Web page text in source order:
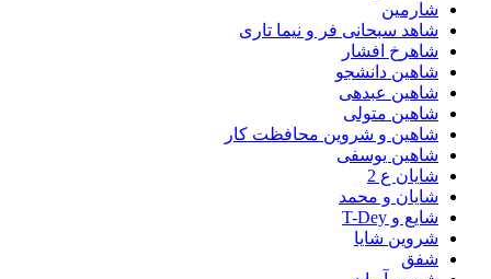
شارمین
شاهد سبحانی فر و نیما تاری
شاهرخ افشار
شاهین دانشجو
شاهین عبدهی
شاهین متولی
شاهین و شروین محافظت کار
شاهین یوسفی
شایان ع 2
شایان و محمد
شایع و T-Dey
شروین شایا
شفق